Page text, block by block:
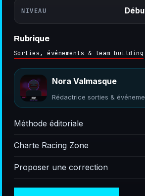
NIVEAU
Rubrique
Sorties, événements & team building
Nora Valmasque
Rédactrice sorties &
Méthode éditoriale
Charte Racing Zone
Proposer une correction